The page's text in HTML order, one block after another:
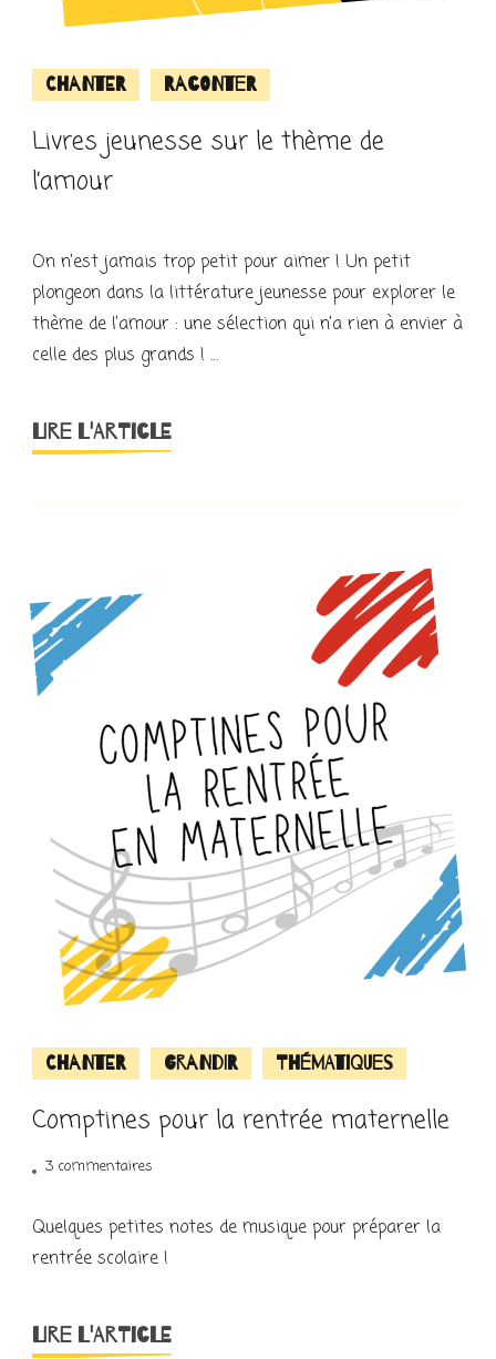
Chanter Raconter
Livres jeunesse sur le thème de
l’amour
On n’est jamais trop petit pour aimer ! Un petit
plongeon dans la littérature jeunesse pour explorer le
thème de l’amour : une sélection qui n’a rien à envier à
celle des plus grands ! …
LIRE L'ARTICLE
Chanter Grandir Thématiques
Comptines pour la rentrée maternelle
3 commentaires
pour
Quelques petites notes de musique pour préparer la
rentrée scolaire !
LIRE L'ARTICLE